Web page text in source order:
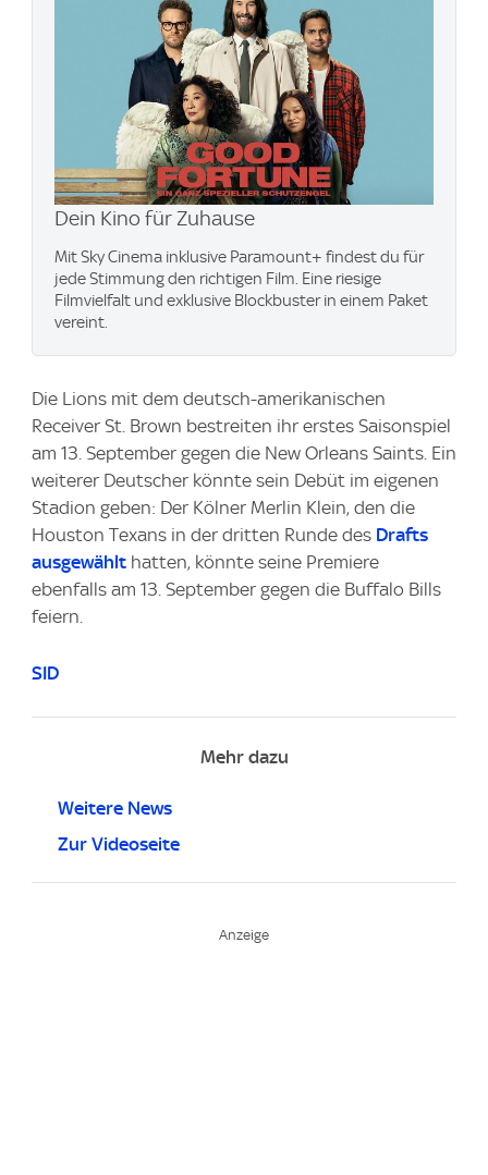
Dein Kino für Zuhause
Mit Sky Cinema inklusive Paramount+​ findest du für
jede Stimmung den richtigen Film. Eine riesige
Filmvielfalt und exklusive Blockbuster in einem Paket
vereint.
Die Lions mit dem deutsch-amerikanischen
Receiver St. Brown bestreiten ihr erstes Saisonspiel
am 13. September gegen die New Orleans Saints. Ein
weiterer Deutscher könnte sein Debüt im eigenen
Stadion geben: Der Kölner Merlin Klein, den die
Houston Texans in der dritten Runde des Drafts
ausgewählt hatten, könnte seine Premiere
ebenfalls am 13. September gegen die Buffalo Bills
feiern.
SID
Mehr dazu
Weitere News
Zur Videoseite